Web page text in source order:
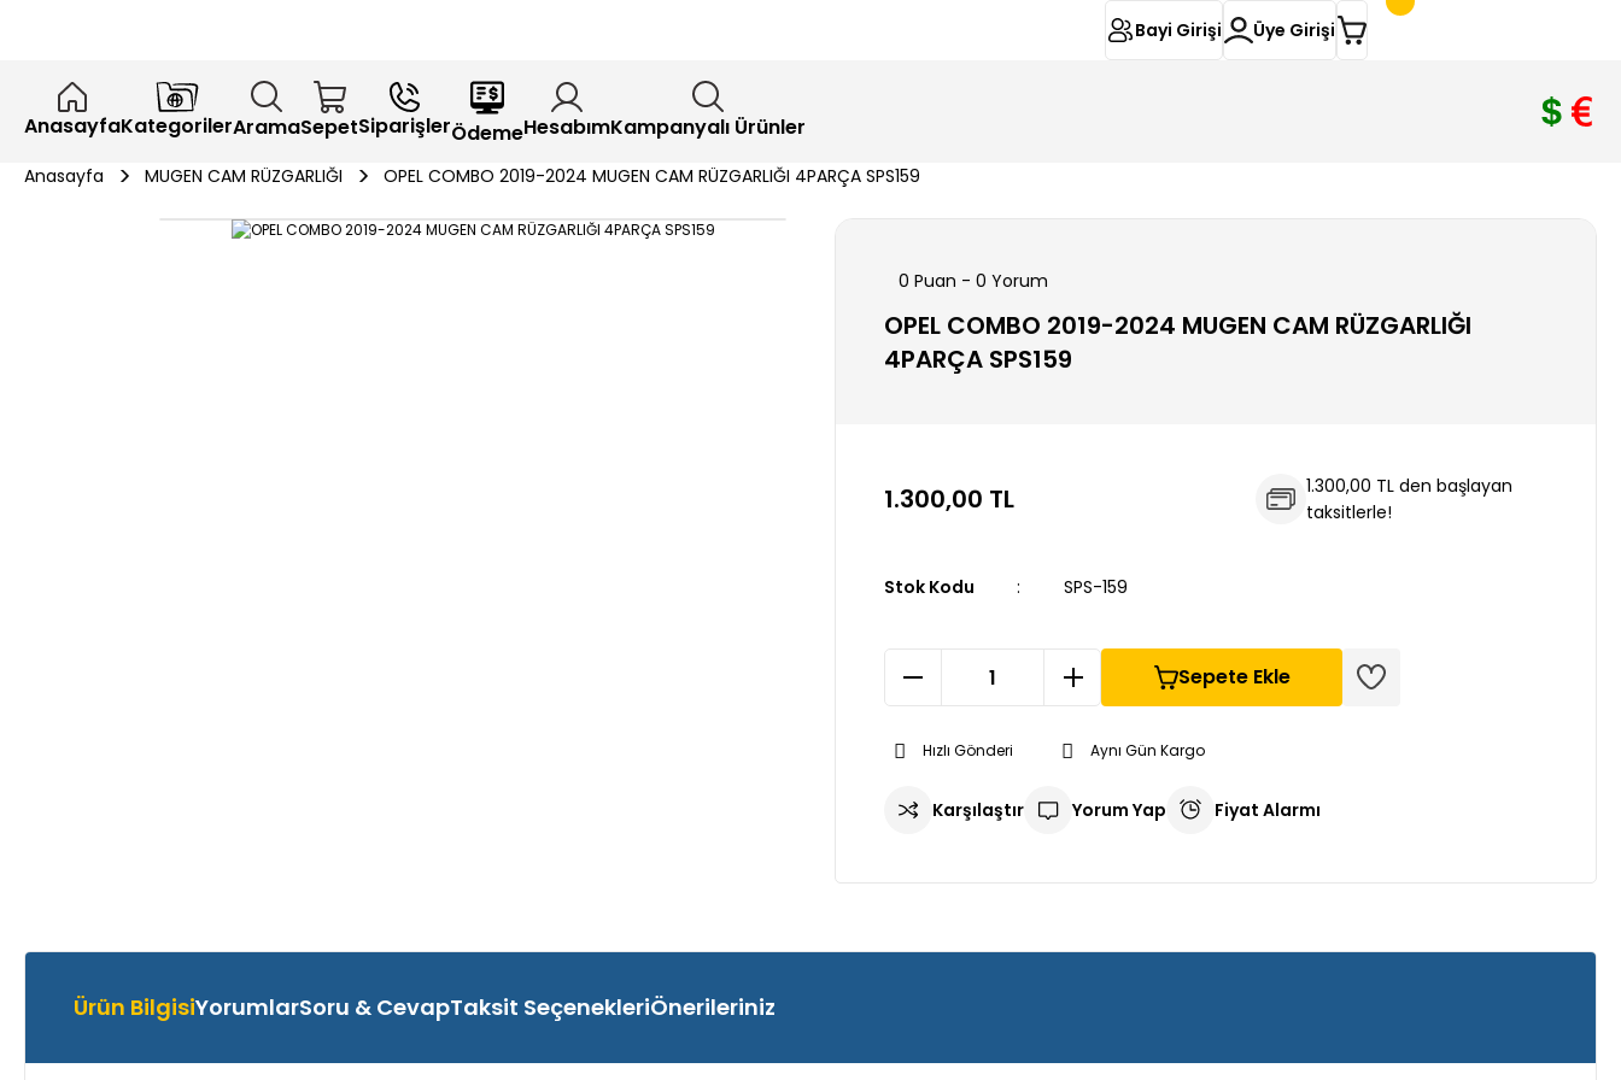
Bayi Girişi Üye Girişi
AnasayfaKategorilerAramaSepetSiparişlerÖdemeHesabımKampanyalı Ürünler
Anasayfa MUGEN CAM RÜZGARLIĞI OPEL COMBO 2019-2024 MUGEN CAM RÜZGARLIĞI 4PARÇA SPS159
0 Puan - 0 Yorum
OPEL COMBO 2019-2024 MUGEN CAM RÜZGARLIĞI
4PARÇA SPS159
1.300,00 TL
1.300,00 TL den başlayan
taksitlerle!
Stok Kodu SPS-159
Sepete Ekle
Hızlı Gönderi Aynı Gün Kargo
Karşılaştır Yorum Yap Fiyat Alarmı
Ürün BilgisiYorumlarSoru & CevapTaksit SeçenekleriÖnerileriniz